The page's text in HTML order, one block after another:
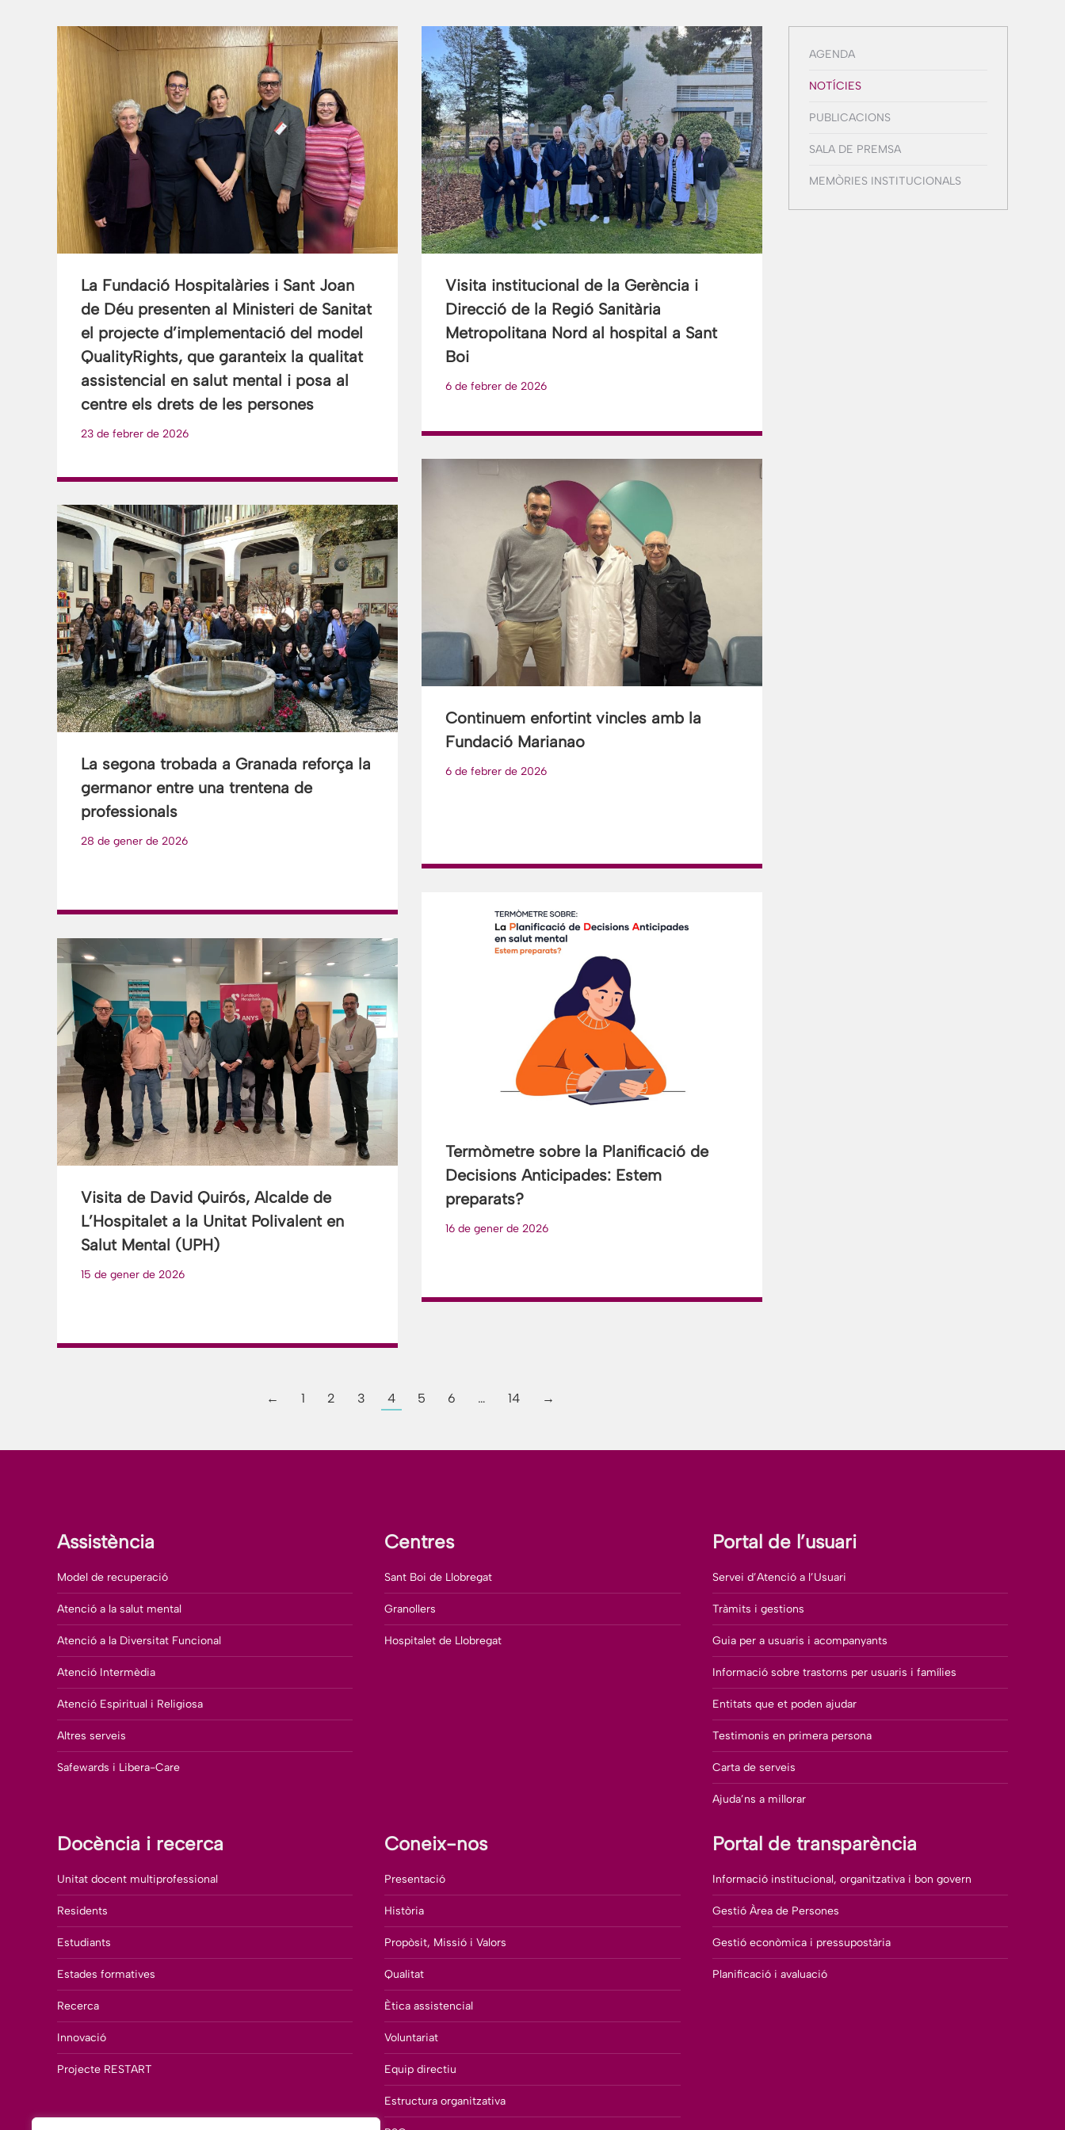
La Fundació Hospitalàries i Sant Joan
de Déu presenten al Ministeri de Sanitat
el projecte d’implementació del model
QualityRights, que garanteix la qualitat
assistencial en salut mental i posa al
centre els drets de les persones
23 de febrer de 2026
Visita institucional de la Gerència i
Direcció de la Regió Sanitària
Metropolitana Nord al hospital a Sant
Boi
6 de febrer de 2026
Continuem enfortint vincles amb la
Fundació Marianao
6 de febrer de 2026
La segona trobada a Granada reforça la
germanor entre una trentena de
professionals
28 de gener de 2026
Termòmetre sobre la Planificació de
Decisions Anticipades: Estem
preparats?
16 de gener de 2026
Visita de David Quirós, Alcalde de
L’Hospitalet a la Unitat Polivalent en
Salut Mental (UPH)
15 de gener de 2026
← 1 2 3 4 5 6 … 14 →
AGENDA
NOTÍCIES
PUBLICACIONS
SALA DE PREMSA
MEMÒRIES INSTITUCIONALS
Assistència
Model de recuperació
Atenció a la salut mental
Atenció a la Diversitat Funcional
Atenció Intermèdia
Atenció Espiritual i Religiosa
Altres serveis
Safewards i Libera-Care
Centres
Sant Boi de Llobregat
Granollers
Hospitalet de Llobregat
Portal de l’usuari
Servei d’Atenció a l’Usuari
Tràmits i gestions
Guia per a usuaris i acompanyants
Informació sobre trastorns per usuaris i famílies
Entitats que et poden ajudar
Testimonis en primera persona
Carta de serveis
Ajuda’ns a millorar
Docència i recerca
Unitat docent multiprofessional
Residents
Estudiants
Estades formatives
Recerca
Innovació
Projecte RESTART
Coneix-nos
Presentació
Història
Propòsit, Missió i Valors
Qualitat
Ètica assistencial
Voluntariat
Equip directiu
Estructura organitzativa
Portal de transparència
Informació institucional, organitzativa i bon govern
Gestió Àrea de Persones
Gestió econòmica i pressupostària
Planificació i avaluació